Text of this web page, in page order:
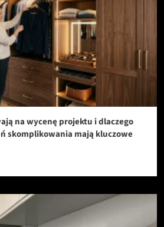
na wycenę projektu i dlaczego
skomplikowania mają kluczowe